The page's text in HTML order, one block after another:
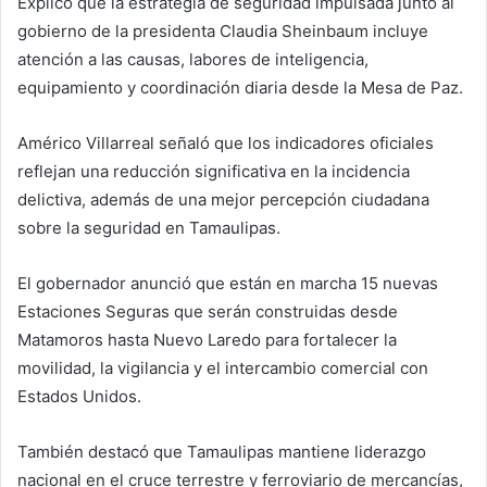
gobierno de la presidenta Claudia Sheinbaum incluye
atención a las causas, labores de inteligencia,
equipamiento y coordinación diaria desde la Mesa de Paz.
Américo Villarreal señaló que los indicadores oficiales
reflejan una reducción significativa en la incidencia
delictiva, además de una mejor percepción ciudadana
sobre la seguridad en Tamaulipas.
El gobernador anunció que están en marcha 15 nuevas
Estaciones Seguras que serán construidas desde
Matamoros hasta Nuevo Laredo para fortalecer la
movilidad, la vigilancia y el intercambio comercial con
Estados Unidos.
También destacó que Tamaulipas mantiene liderazgo
nacional en el cruce terrestre y ferroviario de mercancías,